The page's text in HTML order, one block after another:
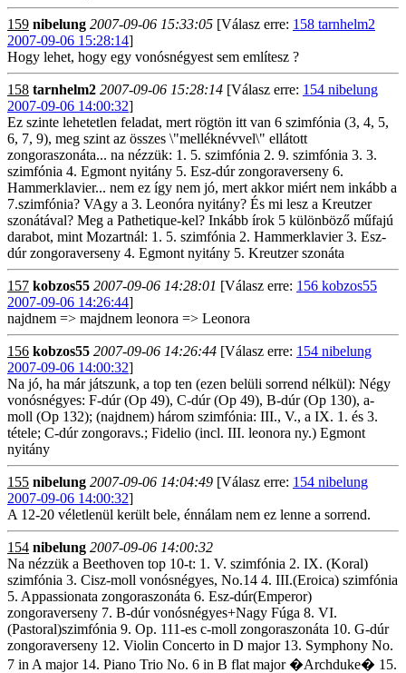
159 nibelung 2007-09-06 15:33:05 [Válasz erre: 158 tarnhelm2
2007-09-06 15:28:14]
Hogy lehet, hogy egy vonósnégyest sem említesz ?
158 tarnhelm2 2007-09-06 15:28:14 [Válasz erre: 154 nibelung
2007-09-06 14:00:32]
Ez szinte lehetetlen feladat, mert rögtön itt van 6 szimfónia (3, 4, 5,
6, 7, 9), meg szint az összes \"melléknévvel\" ellátott
zongoraszonáta... na nézzük: 1. 5. szimfónia 2. 9. szimfónia 3. 3.
szimfónia 4. Egmont nyitány 5. Esz-dúr zongoraverseny 6.
Hammerklavier... nem ez így nem jó, mert akkor miért nem inkább a
7.szimfónia? VAgy a 3. Leonóra nyitány? És mi lesz a Kreutzer
szonátával? Meg a Pathetique-kel? Inkább írok 5 különböző műfajú
darabot, mint Mozartnál: 1. 5. szimfónia 2. Hammerklavier 3. Esz-
dúr zongoraverseny 4. Egmont nyitány 5. Kreutzer szonáta
157 kobzos55 2007-09-06 14:28:01 [Válasz erre: 156 kobzos55
2007-09-06 14:26:44]
najdnem => majdnem leonora => Leonora
156 kobzos55 2007-09-06 14:26:44 [Válasz erre: 154 nibelung
2007-09-06 14:00:32]
Na jó, ha már játszunk, a top ten (ezen belüli sorrend nélkül): Négy
vonósnégyes: F-dúr (Op 49), C-dúr (Op 49), B-dúr (Op 130), a-
moll (Op 132); (najdnem) három szimfónia: III., V., a IX. 1. és 3.
tétele; C-dúr zongoravs.; Fidelio (incl. III. leonora ny.) Egmont
nyitány
155 nibelung 2007-09-06 14:04:49 [Válasz erre: 154 nibelung
2007-09-06 14:00:32]
A 12-20 véletlenül került bele, énnálam nem ez lenne a sorrend.
154 nibelung 2007-09-06 14:00:32
Na nézzük a Beethoven top 10-t: 1. V. szimfónia 2. IX. (Koral)
szimfónia 3. Cisz-moll vonósnégyes, No.14 4. III.(Eroica) szimfónia
5. Appassionata zongoraszonáta 6. Esz-dúr(Emperor)
zongoraverseny 7. B-dúr vonósnégyes+Nagy Fúga 8. VI.
(Pastoral)szimfónia 9. Op. 111-es c-moll zongoraszonáta 10. G-dúr
zongoraverseny 12. Violin Concerto in D major 13. Symphony No.
7 in A major 14. Piano Trio No. 6 in B flat major �Archduke� 15.